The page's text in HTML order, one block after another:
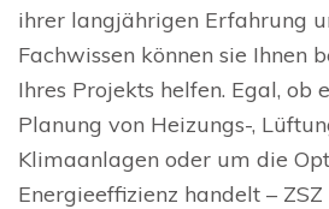
ihrer langjährigen Erfahrung
Fachwissen können sie Ihnen
Ihres Projekts helfen. Egal, ob
Planung von Heizungs-,
Klimaanlagen oder um die
Energieeffizienz handelt –